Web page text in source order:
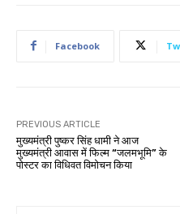
Facebook
PREVIOUS ARTICLE
मुख्यमंत्री पुष्कर सिंह धामी ने आज
मुख्यमंत्री आवास में फिल्म “जलमभूमि” के
पोस्टर का विधिवत विमोचन किया